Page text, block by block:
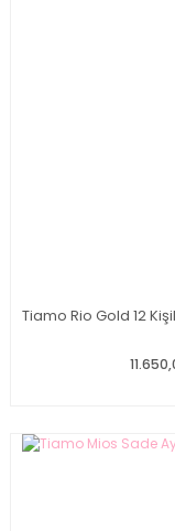
Tiamo Rio Gold 12